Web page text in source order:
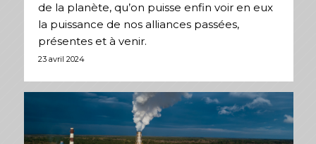
de la planète, qu’on puisse enfin voir en eux
la puissance de nos alliances passées,
présentes et à venir.
23 avril 2024